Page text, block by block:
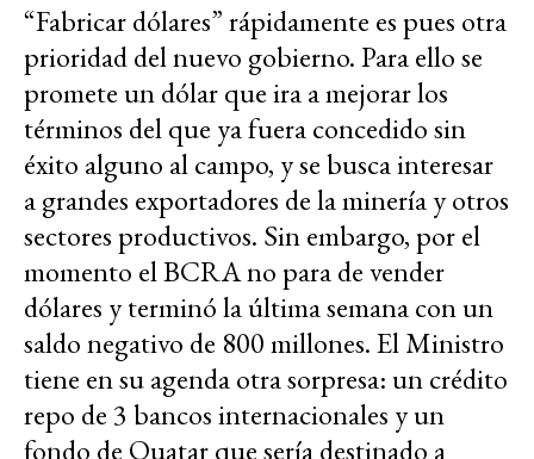
“Fabricar dólares” rápidamente es pues otra
prioridad del nuevo gobierno. Para ello se
promete un dólar que ira a mejorar los
términos del que ya fuera concedido sin
éxito alguno al campo, y se busca interesar
a grandes exportadores de la minería y otros
sectores productivos. Sin embargo, por el
momento el BCRA no para de vender
dólares y terminó la última semana con un
saldo negativo de 800 millones. El Ministro
tiene en su agenda otra sorpresa: un crédito
repo de 3 bancos internacionales y un
fondo de Quatar que sería destinado a